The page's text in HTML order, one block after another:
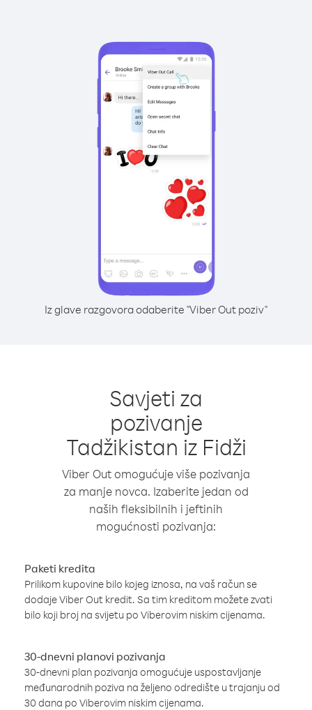
Iz glave razgovora odaberite "Viber Out poziv"
Savjeti za
pozivanje
Tadžikistan iz Fidži
Viber Out omogućuje više pozivanja
za manje novca. Izaberite jedan od
naših fleksibilnih i jeftinih
mogućnosti pozivanja:
Paketi kredita
Prilikom kupovine bilo kojeg iznosa, na vaš račun se
dodaje Viber Out kredit. Sa tim kreditom možete zvati
bilo koji broj na svijetu po Viberovim niskim cijenama.
30-dnevni planovi pozivanja
30-dnevni plan pozivanja omogućuje uspostavljanje
međunarodnih poziva na željeno odredište u trajanju od
30 dana po Viberovim niskim cijenama.